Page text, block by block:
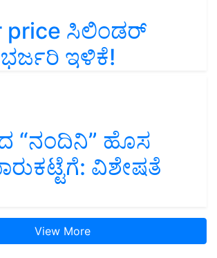
price ಸಿಲಿಂಡರ್‌
ಇಳಿಕೆ!
“ನಂದಿನಿ” ಹೊಸ
ವಿಶೇಷತೆ